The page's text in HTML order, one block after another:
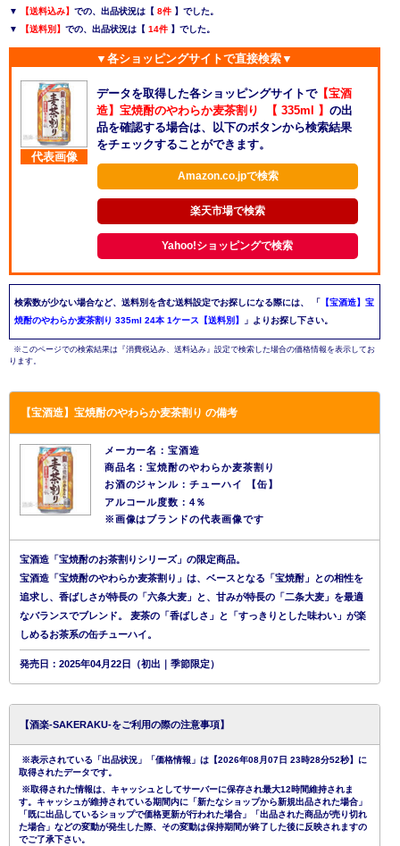
▼
【送料込み】 での、出品状況は【 8件 】でした。
▼
【送料別】 での、出品状況は【 14件 】でした。
▼各ショッピングサイトで直接検索▼
代表画像
データを取得した各ショッピングサイトで【宝酒
造】宝焼酎のやわらか麦茶割り 【 335ml 】 の出
品を確認する場合は、以下のボタンから検索結果
をチェックすることができます。
Amazon.co.jpで検索
楽天市場で検索
Yahoo!ショッピングで検索
検索数が少ない場合など、送料別を含む送料設定でお探しになる際には、 「 【宝酒造】宝
焼酎のやわらか麦茶割り 335ml 24本 1ケース【送料別】
」よりお探し下さい。
※このページでの検索結果は『消費税込み、送料込み』設定で検索した場合の価格情報を表示してお
ります。
【宝酒造】宝焼酎のやわらか麦茶割り の備考
メーカー名：宝酒造
商品名：宝焼酎のやわらか麦茶割り
お酒のジャンル：チューハイ 【缶】
アルコール度数：4％
※画像はブランドの代表画像です
宝酒造「宝焼酎のお茶割りシリーズ」の限定商品。
宝酒造「宝焼酎のやわらか麦茶割り」は、ベースとなる「宝焼酎」との相性を
追求し、香ばしさが特長の「六条大麦」と、甘みが特長の「二条大麦」を最適
なバランスでブレンド。 麦茶の「香ばしさ」と「すっきりとした味わい」が楽
しめるお茶系の缶チューハイ。
発売日：2025年04月22日（初出｜季節限定）
【酒楽-SAKERAKU-をご利用の際の注意事項】
※表示されている「出品状況」「価格情報」は【2026年08月07日 23時28分52秒】に
取得されたデータです。
※取得された情報は、キャッシュとしてサーバーに保存され最大12時間維持されま
す。キャッシュが維持されている期間内に「新たなショップから新規出品された場合」
「既に出品しているショップで価格更新が行われた場合」「出品された商品が売り切れ
た場合」などの変動が発生した際、その変動は保持期間が終了した後に反映されますの
でご了承下さい。